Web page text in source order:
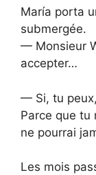
María porta
submergée.
— Monsieur
accepter…
— Si, tu
Parce que tu
ne pourrai
Les mois